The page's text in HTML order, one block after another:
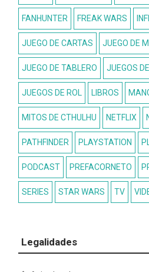
FANHUNTER FREAK WARS
JUEGO DE CARTAS JUEGO DE
JUEGO DE TABLERO JUEGOS
JUEGOS DE ROL LIBROS
MITOS DE CTHULHU NETFLIX
PATHFINDER PLAYSTATION
PODCAST PREFACORNETO
SERIES STAR WARS TV
Legalidades